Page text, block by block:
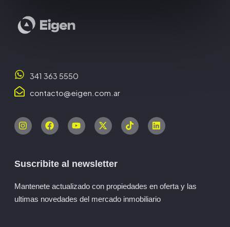
341 363 5550
contacto@eigen.com.ar
Suscribite al newsletter
Mantenete actualizado con propiedades en oferta y las
ultimas novedades del mercado inmobiliario